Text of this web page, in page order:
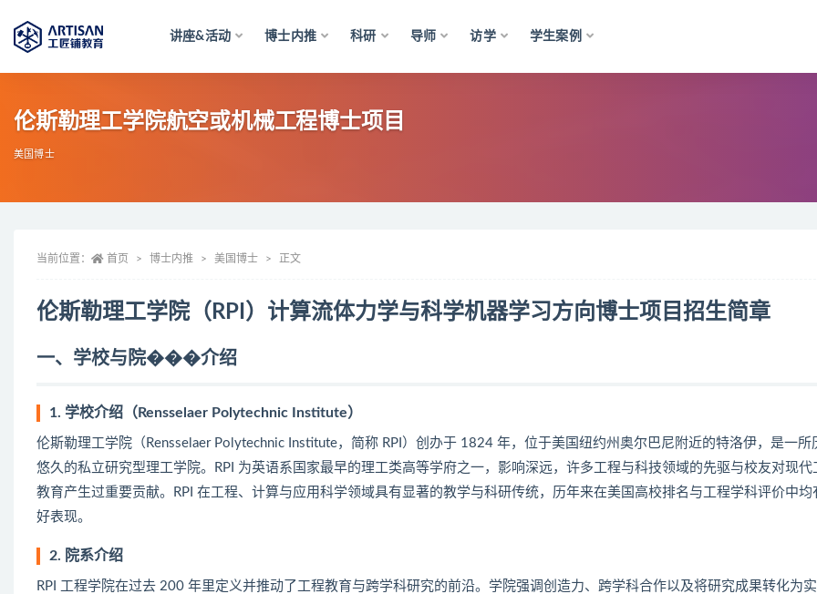
讲座&活动 博士内推 科研 导师 访学 学生案例
伦斯勒理工学院航空或机械工程博士项目
美国博士
当前位置： 首页 博士内推 美国博士 正文
伦斯勒理工学院（RPI）计算流体力学与科学机器学习方向博士项目招生简章
一、学校与院���介绍
1. 学校介绍（Rensselaer Polytechnic Institute）
伦斯勒理工学院（Rensselaer Polytechnic Institute，简称 RPI）创办于 1824 年，位于美国纽约州奥尔巴尼附近的特洛伊，是一所
悠久的私立研究型理工学院。RPI 为英语系国家最早的理工类高等学府之一，影响深远，许多工程与科技领域的先驱与校友对现代
教育产生过重要贡献。RPI 在工程、计算与应用科学领域具有显著的教学与科研传统，历年来在美国高校排名与工程学科评价中均
好表现。
2. 院系介绍
RPI 工程学院在过去 200 年里定义并推动了工程教育与跨学科研究的前沿。学院强调创造力、跨学科合作以及将研究成果转化为